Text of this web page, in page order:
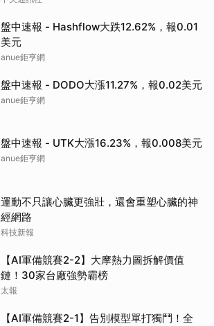
盤中速報 - Hashflow大跌12.62%，報0.01
美元
anue鉅亨網
盤中速報 - DODO大漲11.27%，報0.02美元
anue鉅亨網
盤中速報 - UTK大漲16.23%，報0.008美元
anue鉅亨網
運動不只讓心臟更強壯，還會重塑心臟的神
經網路
科技新報
【AI軍備競賽2-2】大摩熱力圖拆解價值
鏈！30家台廠強勢霸榜
太報
【AI軍備競賽2-1】告別模型單打獨鬥！全